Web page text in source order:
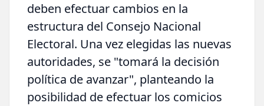
deben efectuar cambios en la
estructura del Consejo Nacional
Electoral. Una vez elegidas las nuevas
autoridades, se "tomará la decisión
política de avanzar", planteando la
posibilidad de efectuar los comicios